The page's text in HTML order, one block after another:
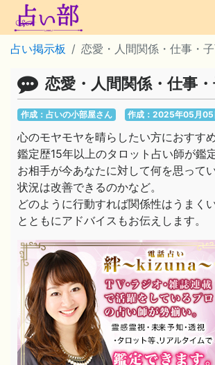
占い掲示板 恋愛・人間関係・仕事・
恋愛・人間関係・仕事
作成：占いの小部屋さん 作成：2025年05月05
心のモヤモヤを晴らしたい方におすすめ
鑑定歴15年以上のタロット占い師が鑑
お相手が今あなたに対して何を思って
状況は改善できるのかなど。
どのように行動すれば関係性はうまく
とともにアドバイスもお伝えします。